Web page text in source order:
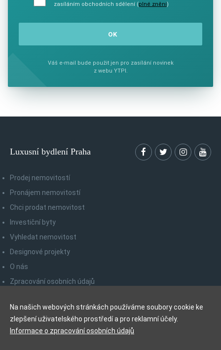
zasíláním obchodních sdělení (plné znění)
Váš e-mail bude použit jen pro zasílání novinek
z webu YTPI.
Luxusní bydlení Praha
Prodej nemovitostí
Pronájem nemovitostí
Chci prodat nemovitost
Investiční byty
Vyhledat nemovitost
Designové projekty
O nás
Zpracování osobních údajů
Odhlášení z newsletteru
Na našich webových stránkách používáme soubory cookie ke
zlepšení uživatelského prostředí a pro reklamní účely.
Informace o zpracování osobních údajů